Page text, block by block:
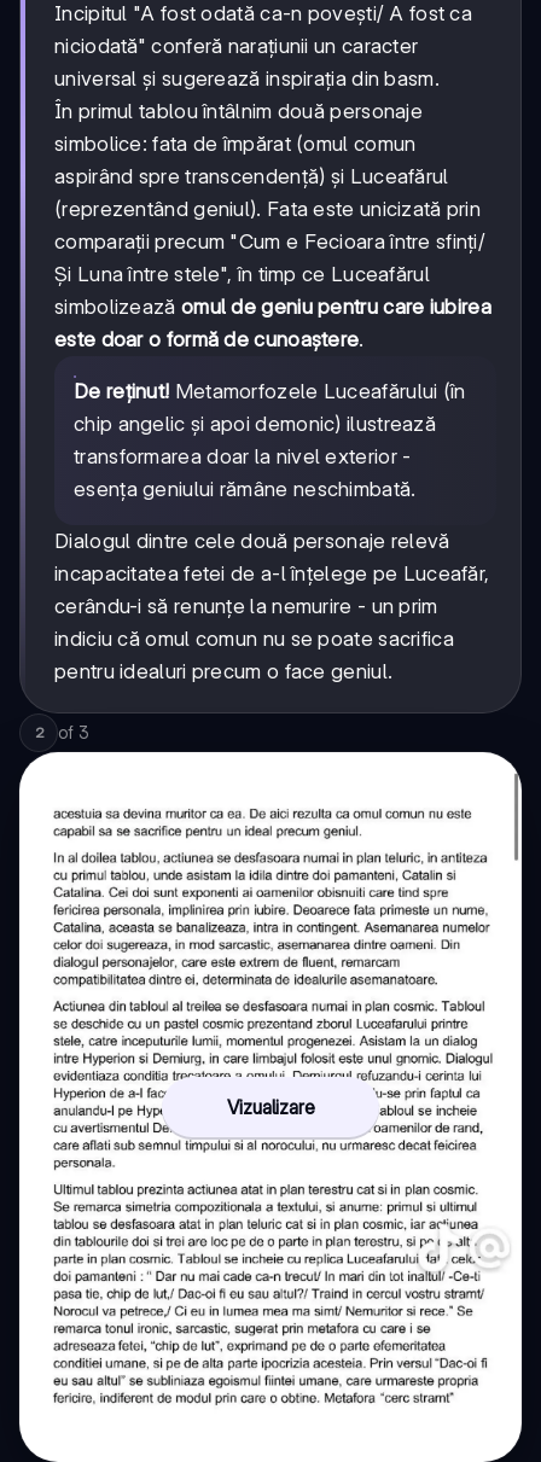
Incipitul "A fost odată ca-n povești/ A fost ca
niciodată" conferă narațiunii un caracter
universal și sugerează inspirația din basm.
În primul tablou întâlnim două personaje
simbolice: fata de împărat (omul comun
aspirând spre transcendență) și Luceafărul
(reprezentând geniul). Fata este unicizată prin
comparații precum "Cum e Fecioara între sfinți/
Și Luna între stele", în timp ce Luceafărul
simbolizează omul de geniu pentru care iubirea
este doar o formă de cunoaștere.
De reținut! Metamorfozele Luceafărului (în
chip angelic și apoi demonic) ilustrează
transformarea doar la nivel exterior -
esența geniului rămâne neschimbată.
Dialogul dintre cele două personaje relevă
incapacitatea fetei de a-l înțelege pe Luceafăr,
cerându-i să renunțe la nemurire - un prim
indiciu că omul comun nu se poate sacrifica
pentru idealuri precum o face geniul.
2 of 3
Vizualizare